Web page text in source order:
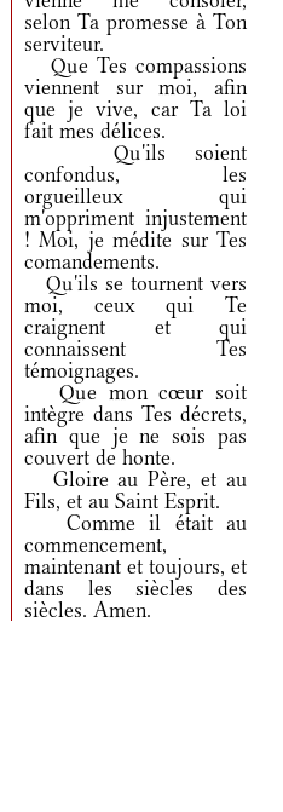
selon Ta promesse à Ton
serviteur.
Que Tes compassions
viennent sur moi, afin
que je vive, car Ta loi
fait mes délices.
Qu'ils soient
confondus, les
orgueilleux qui
m'oppriment injustement
! Moi, je médite sur Tes
comandements.
Qu'ils se tournent vers
moi, ceux qui Te
craignent et qui
connaissent Tes
témoignages.
Que mon cœur soit
intègre dans Tes décrets,
afin que je ne sois pas
couvert de honte.
Gloire au Père, et au
Fils, et au Saint Esprit.
Comme il était au
commencement,
maintenant et toujours, et
dans les siècles des
siècles. Amen.